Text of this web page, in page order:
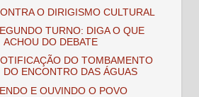
O DIRIGISMO CULTURAL
TURNO: DIGA O QUE
ACHOU DO DEBATE
DO TOMBAMENTO
DO ENCONTRO DAS ÁGUAS
E OUVINDO O POVO